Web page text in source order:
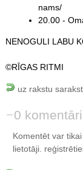
nams/
20.00 -
NENOGULI LABU
©RĪGAS RITMI
uz rakstu
0 komentāri
Komentēt var
lietotāji.